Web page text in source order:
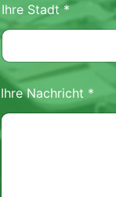
Ihre Stadt *
Ihre Nachricht *